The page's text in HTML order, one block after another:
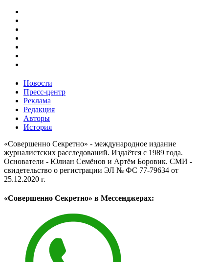
Новости
Пресс-центр
Реклама
Редакция
Авторы
История
«Совершенно Секретно» - международное издание
журналистских расследований. Издаётся с 1989 года.
Основатели - Юлиан Семёнов и Артём Боровик. CМИ -
свидетельство о регистрации ЭЛ № ФС 77-79634 от
25.12.2020 г.
«Совершенно Секретно» в Мессенджерах: